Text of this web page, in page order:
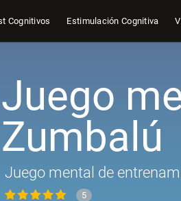
Cognitivos Estimulación Cognitiva
Juego
Zumbalú
Juego mental de
5